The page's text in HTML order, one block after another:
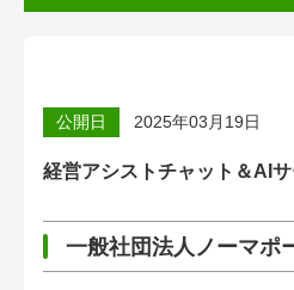
挑戦者たちの奮
会員限定コン
会員登録無料
公開日 2025年03月19日
経営アシストチャット＆AI
一般社団法人ノーマポ